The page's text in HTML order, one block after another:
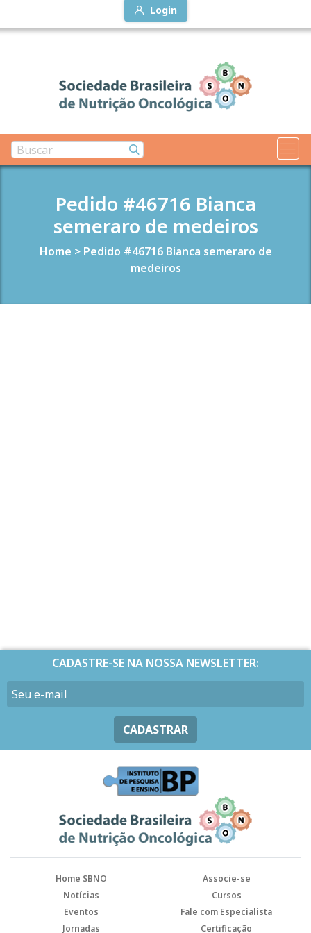
Login
Pedido #46716 Bianca
semeraro de medeiros
Home > Pedido #46716 Bianca semeraro de
medeiros
CADASTRE-SE NA NOSSA NEWSLETTER:
CADASTRAR
Home SBNO
Associe-se
Notícias
Cursos
Eventos
Fale com Especialista
Jornadas
Certificação